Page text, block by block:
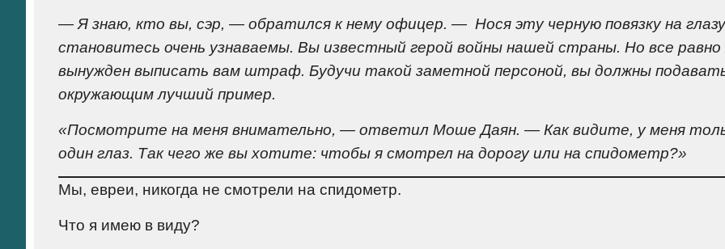
— Я знаю, кто вы, сэр, — обратился к нему офицер. — Нося эту черную повязку на
становитесь очень узнаваемы. Вы известный герой войны нашей страны. Но все равно
вынужден выписать вам штраф. Будучи такой заметной персоной, вы должны
окружающим лучший пример.
«Посмотрите на меня внимательно, — ответил Моше Даян. — Как видите, у меня
один глаз. Так чего же вы хотите: чтобы я смотрел на дорогу или на спидометр?»
Мы, евреи, никогда не смотрели на спидометр.
Что я имею в виду?